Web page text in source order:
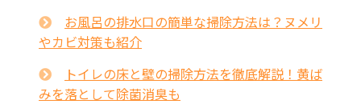
お風呂の排水口の簡単な掃除方法は？ヌメリ
やカビ対策も紹介
トイレの床と壁の掃除方法を徹底解説！黄ば
みを落として除菌消臭も